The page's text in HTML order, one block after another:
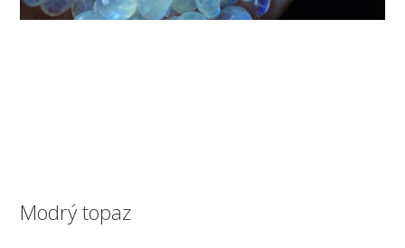
Modrý topaz